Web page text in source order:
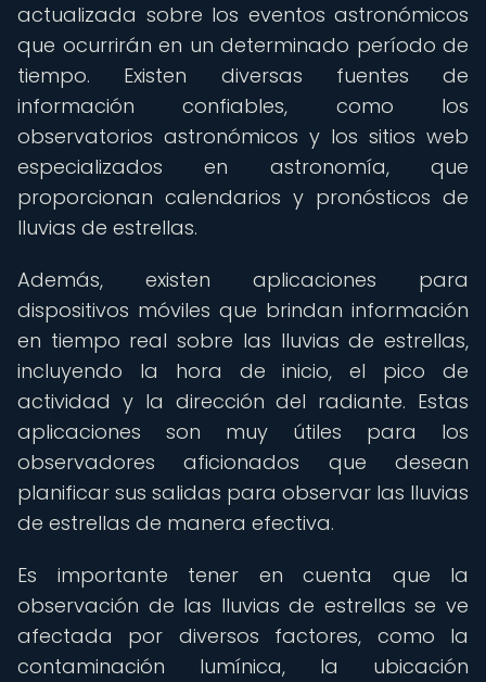
actualizada sobre los eventos astronómicos
que ocurrirán en un determinado período de
tiempo. Existen diversas fuentes de
información confiables, como los
observatorios astronómicos y los sitios web
especializados en astronomía, que
proporcionan calendarios y pronósticos de
lluvias de estrellas.
Además, existen aplicaciones para
dispositivos móviles que brindan información
en tiempo real sobre las lluvias de estrellas,
incluyendo la hora de inicio, el pico de
actividad y la dirección del radiante. Estas
aplicaciones son muy útiles para los
observadores aficionados que desean
planificar sus salidas para observar las lluvias
de estrellas de manera efectiva.
Es importante tener en cuenta que la
observación de las lluvias de estrellas se ve
afectada por diversos factores, como la
contaminación lumínica, la ubicación